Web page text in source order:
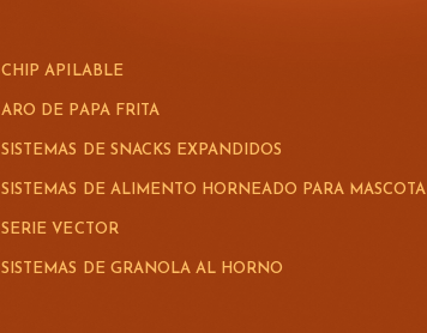
CHIP APILABLE
ARO DE PAPA FRITA
SISTEMAS DE SNACKS EXPANDIDOS
SISTEMAS DE ALIMENTO HORNEADO PARA MASCOTA
SERIE VECTOR
SISTEMAS DE GRANOLA AL HORNO